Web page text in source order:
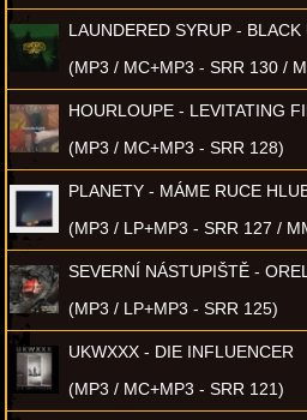
LAUNDERED SYRUP - BLACK
(MP3 / MC+MP3 - SRR 130 /
HOURLOUPE - LEVITATING
(MP3 / MC+MP3 - SRR 128)
PLANETY - MÁME RUCE
(MP3 / LP+MP3 - SRR 127 /
SEVERNÍ NÁSTUPIŠTĚ -
(MP3 / LP+MP3 - SRR 125)
UKWXXX - DIE INFLUENCER
(MP3 / MC+MP3 - SRR 121)